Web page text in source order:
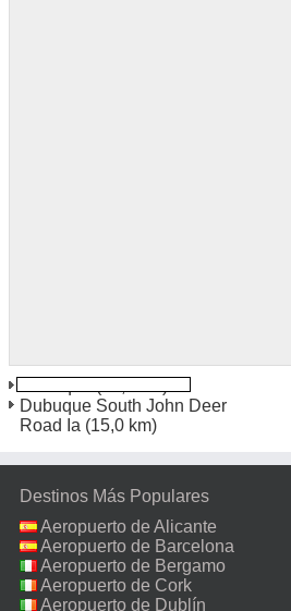
Dubuque South John Deer
Road Ia (15,0 km)
Destinos Más Populares
Aeropuerto de Alicante
Aeropuerto de Barcelona
Aeropuerto de Bergamo
Aeropuerto de Cork
Aeropuerto de Dublín